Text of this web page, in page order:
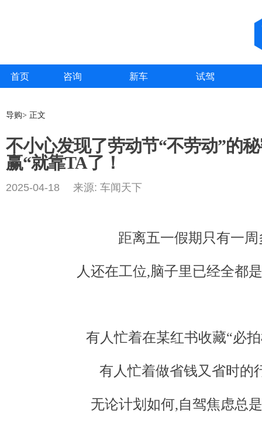
首页 咨询 新车 试驾
导购> 正文
不小心发现了劳动节“不劳动”的
赢“就靠TA了！
2025-04-18 来源: 车闻天下
距离五一假期只有一周
人还在工位,脑子里已经全都是
有人忙着在某红书收藏“必
有人忙着做省钱又省时的
无论计划如何,自驾焦虑总是